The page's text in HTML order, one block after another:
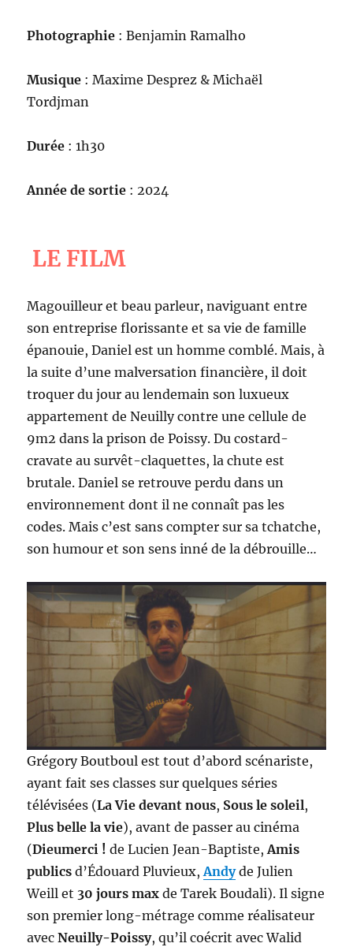
Photographie : Benjamin Ramalho
Musique : Maxime Desprez & Michaël
Tordjman
Durée : 1h30
Année de sortie : 2024
LE FILM
Magouilleur et beau parleur, naviguant entre
son entreprise florissante et sa vie de famille
épanouie, Daniel est un homme comblé. Mais, à
la suite d’une malversation financière, il doit
troquer du jour au lendemain son luxueux
appartement de Neuilly contre une cellule de
9m2 dans la prison de Poissy. Du costard-
cravate au survêt-claquettes, la chute est
brutale. Daniel se retrouve perdu dans un
environnement dont il ne connaît pas les
codes. Mais c’est sans compter sur sa tchatche,
son humour et son sens inné de la débrouille…
Grégory Boutboul est tout d’abord scénariste,
ayant fait ses classes sur quelques séries
télévisées (La Vie devant nous, Sous le soleil,
Plus belle la vie), avant de passer au cinéma
(Dieumerci !de Lucien Jean-Baptiste,Amis
publicsd’Édouard Pluvieux,Andyde Julien
Weill et 30 jours max de Tarek Boudali). Il signe
son premier long-métrage comme réalisateur
avecNeuilly-Poissy, qu’il coécrit avec Walid